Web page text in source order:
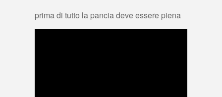
prima di tutto la pancia deve essere piena